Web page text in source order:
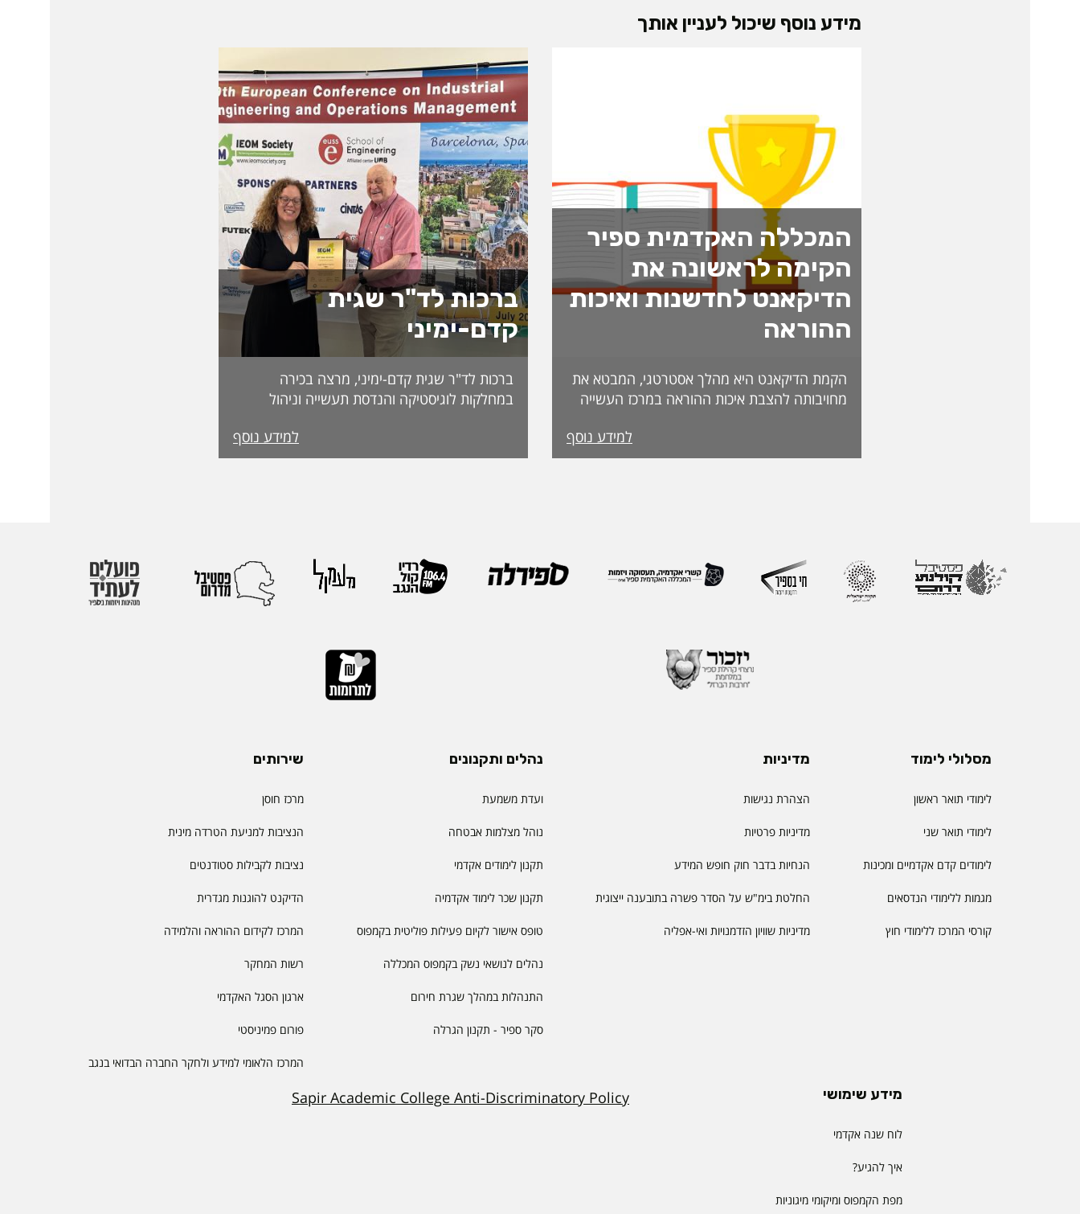
מידע נוסף שיכול לעניין אותך
המכללה האקדמית ספיר
הקימה לראשונה את
הדיקאנט לחדשנות ואיכות
ההוראה
הקמת הדיקאנט היא מהלך אסטרטגי, המבטא את
מחויבותה להצבת איכות ההוראה במרכז העשייה
לאתגרי העתיד. בראש הדיקאנט עומדת אפרת
ליברמן, דיקאנית ההוראה, אשת חינוך ופדגוגיה
ההוראה הראשון שהוקם בספיר - מהלך המבטא
את החשיבות האסטרטגית שמעניקה המכללה
למצוינות בהוראה ולחוויית הלמידה של הסטודנטים
למידע נוסף
ברכות לד"ר שגית
קדם-ימיני
ברכות לד"ר שגית קדם-ימיני, מרצה בכירה
במחלקות לוגיסטיקה והנדסת תעשייה וניהול
מטעם האגודה הבינלאומית IEOM Society
International. מההוקרות הגבוהות ביותר
IEOM היא אחת האגודות הבינלאומיות הגדולות
בתחומי הנדסת התעשייה והניהול.
למידע נוסף
מסלולי לימוד
לימודי תואר ראשון
לימודי תואר שני
לימודים קדם אקדמיים ומכינות
מגמות ללימודי הנדסאים
קורסי המרכז ללימודי חוץ
מדיניות
הצהרת נגישות
מדיניות פרטיות
הנחיות בדבר חוק חופש המידע
החלטת בימ"ש על הסדר פשרה בתובענה ייצוגית
מדיניות שוויון הזדמנויות ואי-אפליה
נהלים ותקנונים
ועדת משמעת
נוהל מצלמות אבטחה
תקנון לימודים אקדמי
תקנון שכר לימוד אקדמיה
טופס אישור לקיום פעילות פוליטית בקמפוס
נהלים לנושאי נשק בקמפוס המכללה
התנהלות במהלך שגרת חירום
סקר ספיר - תקנון הגרלה
שירותים
מרכז חוסן
הנציבות למניעת הטרדה מינית
נציבות לקבילות סטודנטים
הדיקנט להוגנות מגדרית
המרכז לקידום ההוראה והלמידה
רשות המחקר
ארגון הסגל האקדמי
פורום פמיניסטי
המרכז הלאומי למידע ולחקר החברה הבדואי בנגב
מידע שימושי
לוח שנה אקדמי
איך להגיע?
מפת הקמפוס ומיקומי מיגוניות
Sapir Academic College Anti-Discriminatory Policy